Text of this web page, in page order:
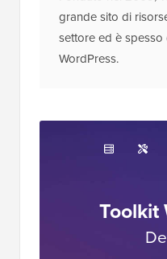
grande sito di
settore ed è
WordPress.
Toolkit